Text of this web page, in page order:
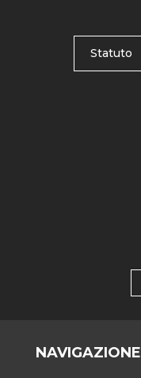
Statuto
NAVIGAZIONE